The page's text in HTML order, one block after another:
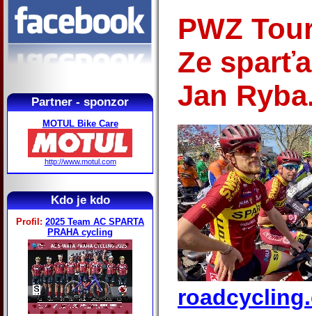
Partner - sponzor
MOTUL Bike Care
http://www.motul.com
Kdo je kdo
Profil: 2025 Team AC SPARTA
PRAHA cycling
PWZ
Ze
Jan